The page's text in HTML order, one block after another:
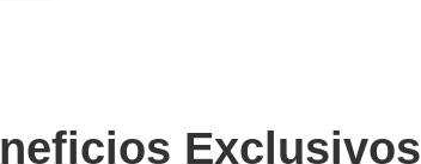
Exclusivos